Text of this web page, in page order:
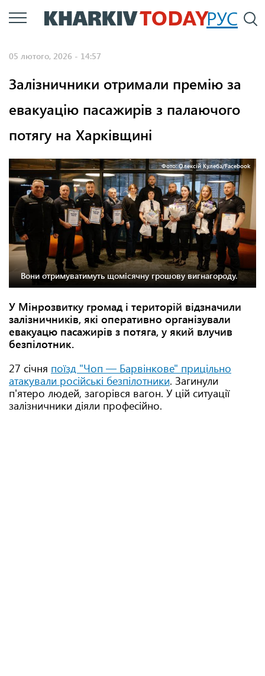
Перейти
до
РУС
05 лютого, 2026 - 14:57
Залізничники отримали премію за
евакуацію пасажирів з палаючого
потягу на Харківщині
Фото: Олексій Кулеба/Facebook
Вони отримуватимуть щомісячну грошову вигнагороду.
У Мінрозвитку громад і територій відзначили
залізничників, які оперативно організували
евакуацю пасажирів з потяга, у який влучив
безпілотник.
27 січня поїзд "Чоп — Барвінкове" прицільно
атакували російські безпілотники. Загинули
п'ятеро людей, загорівся вагон. У цій ситуації
залізничники діяли професійно.